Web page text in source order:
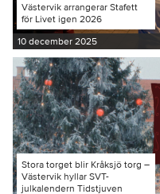
Västervik arrangerar Stafett
för Livet igen 2026
10 december 2025
Stora torget blir Kråksjö torg –
Västervik hyllar SVT-
julkalendern Tidstjuven